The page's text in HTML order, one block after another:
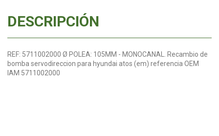
DESCRIPCIÓN
REF: 5711002000 Ø POLEA: 105MM - MONOCANAL. Recambio de
bomba servodireccion para hyundai atos (em) referencia OEM
IAM 5711002000